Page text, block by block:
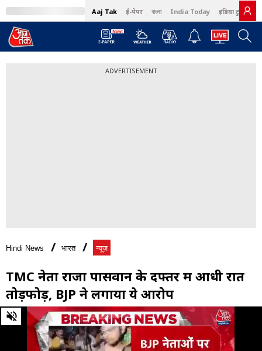
Aaj Tak ई-पेपर বাংলা India Today इंडिया टुडे हिंदी
ADVERTISEMENT
Hindi News भारत न्यूज़
TMC नेता राजा पासवान के दफ्तर में आधी रात
तोड़फोड़, BJP ने लगाया ये आरोप
0
of